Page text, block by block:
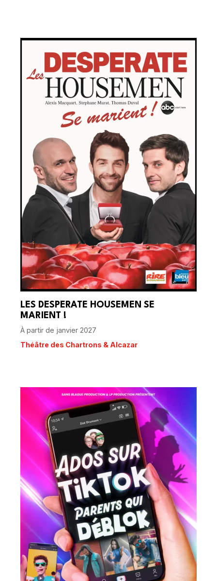
LES DESPERATE HOUSEMEN SE
MARIENT !
À partir de janvier 2027
Théâtre des Chartrons & Alcazar